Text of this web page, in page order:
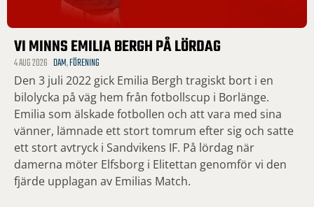
VI MINNS EMILIA BERGH PÅ LÖRDAG
4 AUG 2026 DAM,FÖRENING
Den 3 juli 2022 gick Emilia Bergh tragiskt bort i en
bilolycka på väg hem från fotbollscup i Borlänge.
Emilia som älskade fotbollen och att vara med sina
vänner, lämnade ett stort tomrum efter sig och satte
ett stort avtryck i Sandvikens IF. På lördag när
damerna möter Elfsborg i Elitettan genomför vi den
fjärde upplagan av Emilias Match.